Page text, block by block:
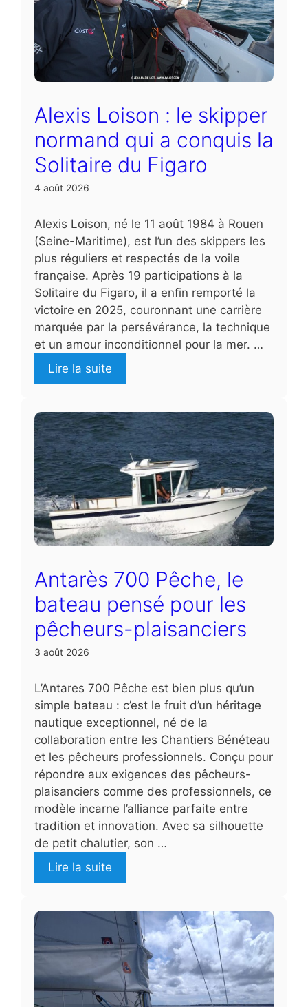
Alexis Loison : le skipper
normand qui a conquis la
Solitaire du Figaro
4 août 2026
Alexis Loison, né le 11 août 1984 à Rouen
(Seine-Maritime), est l’un des skippers les
plus réguliers et respectés de la voile
française. Après 19 participations à la
Solitaire du Figaro, il a enfin remporté la
victoire en 2025, couronnant une carrière
marquée par la persévérance, la technique
et un amour inconditionnel pour la mer. …
Lire la suite
Antarès 700 Pêche, le
bateau pensé pour les
pêcheurs-plaisanciers
3 août 2026
L’Antares 700 Pêche est bien plus qu’un
simple bateau : c’est le fruit d’un héritage
nautique exceptionnel, né de la
collaboration entre les Chantiers Bénéteau
et les pêcheurs professionnels. Conçu pour
répondre aux exigences des pêcheurs-
plaisanciers comme des professionnels, ce
modèle incarne l’alliance parfaite entre
tradition et innovation. Avec sa silhouette
de petit chalutier, son …
Lire la suite